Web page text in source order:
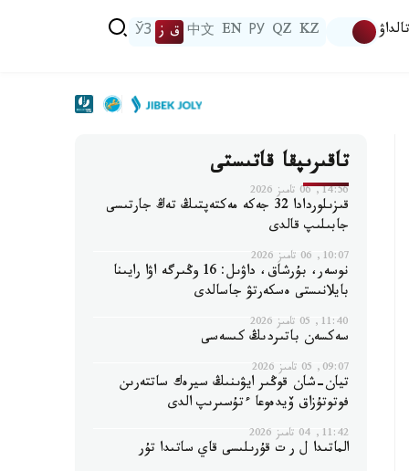
تالداۋ KZ
QZ
РУ
EN
中文 ق ز ЎЗ
تاقىرىپقا قاتىستى
14:56, 06 تامىز 2026
قىزىلوردادا 32 جەكە مەكتەپتىڭ تەڭ جارتىسى
جابىلىپ قالدى
10:07, 06 تامىز 2026
نوسەر، بۇرشاق، داۋىل: 16 وڭىرگە اۋا رايىنا
بايلانىستى ەسكەرتۋ جاسالدى
11:40, 05 تامىز 2026
سەكسەن باتىردىڭ كىسەسى
09:07, 05 تامىز 2026
تيان-شان قوڭىر ايۋىنىڭ سيرەك ساتتەرىن
فوتوتۇزاق ۆيدەوعا ءتۇسىرىپ الدى
11:42, 04 تامىز 2026
الماتىدا ل ر ت قۇرىلىسى قاي ساتىدا تۇر